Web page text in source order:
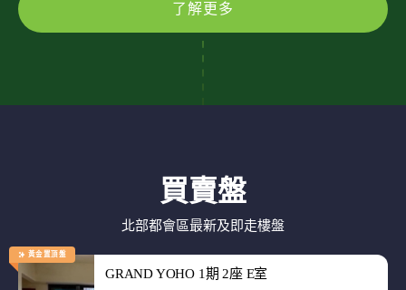
了解更多
買賣盤
北部都會區最新及即走樓盤
黃金置頂盤
GRAND YOHO 1期 2座 E室